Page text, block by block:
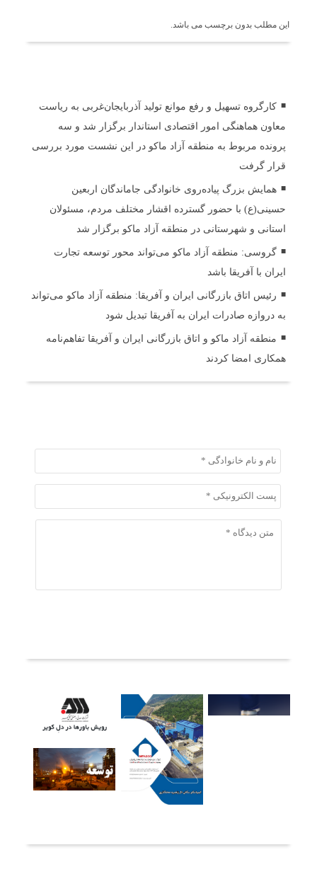
این مطلب بدون برچسب می باشد.
کارگروه تسهیل و رفع موانع تولید آذربایجان‌غربی به ریاست
معاون هماهنگی امور اقتصادی استاندار برگزار شد و سه
پرونده مربوط به منطقه آزاد ماکو در این نشست مورد بررسی
قرار گرفت
همایش بزرگ پیاده‌روی خانوادگی جاماندگان اربعین
حسینی(ع) با حضور گسترده اقشار مختلف مردم، مسئولان
استانی و شهرستانی در منطقه آزاد ماکو برگزار شد
گروسی: منطقه آزاد ماکو می‌تواند محور توسعه تجارت
ایران با آفریقا باشد
رئیس اتاق بازرگانی ایران و آفریقا: منطقه آزاد ماکو می‌تواند
به دروازه صادرات ایران به آفریقا تبدیل شود
منطقه آزاد ماکو و اتاق بازرگانی ایران و آفریقا تفاهم‌نامه
همکاری امضا کردند